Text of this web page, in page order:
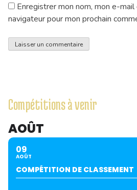
Enregistrer mon nom, mon e-
navigateur pour mon prochain
Compétitions à venir
AOÛT
09
AOÛT
COMPÉTITION DE CLASSEMENT